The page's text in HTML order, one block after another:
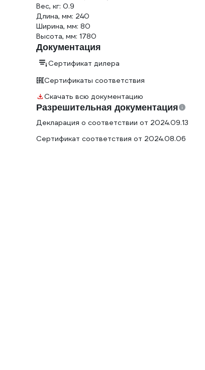
Вес, кг: 0.9
Длина, мм: 240
Ширина, мм: 80
Высота, мм: 1780
Документация
Сертификат дилера
Сертификаты соответствия
Скачать всю документацию
Разрешительная документация
Декларация о соответствии от 2024.09.13
Сертификат соответствия от 2024.08.06